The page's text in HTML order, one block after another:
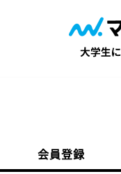
会員登録